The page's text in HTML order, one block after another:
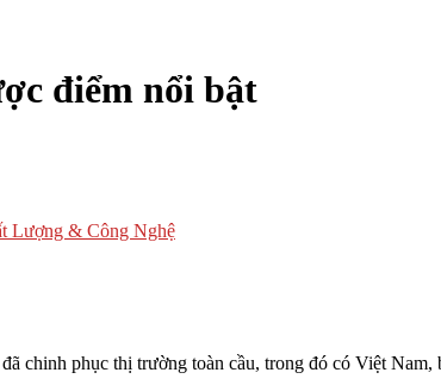
điểm nổi bật
Lượng & Công Nghệ
chinh phục thị trường toàn cầu, trong đó có Việt